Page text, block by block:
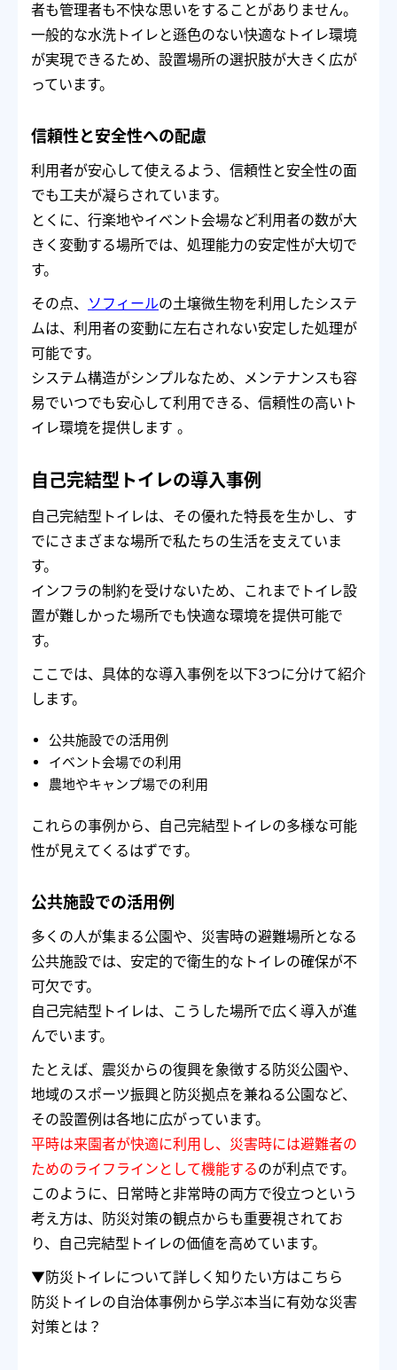
者も管理者も不快な思いをすることがありません。
一般的な水洗トイレと遜色のない快適なトイレ環境
が実現できるため、設置場所の選択肢が大きく広が
っています。
信頼性と安全性への配慮
利用者が安心して使えるよう、信頼性と安全性の面
でも工夫が凝らされています。
とくに、行楽地やイベント会場など利用者の数が大
きく変動する場所では、処理能力の安定性が大切で
す。
その点、 ソフィールの土壌微生物を利用したシステ
ムは、利用者の変動に左右されない安定した処理が
可能です。
システム構造がシンプルなため、メンテナンスも容
易でいつでも安心して利用できる、信頼性の高いト
イレ環境を提供します 。
自己完結型トイレの導入事例
自己完結型トイレは、その優れた特長を生かし、す
でにさまざまな場所で私たちの生活を支えていま
す。
インフラの制約を受けないため、これまでトイレ設
置が難しかった場所でも快適な環境を提供可能で
す。
ここでは、具体的な導入事例を以下3つに分けて紹介
します。
公共施設での活用例
イベント会場での利用
農地やキャンプ場での利用
これらの事例から、自己完結型トイレの多様な可能
性が見えてくるはずです。
公共施設での活用例
多くの人が集まる公園や、災害時の避難場所となる
公共施設では、安定的で衛生的なトイレの確保が不
可欠です。
自己完結型トイレは、こうした場所で広く導入が進
んでいます。
たとえば、震災からの復興を象徴する防災公園や、
地域のスポーツ振興と防災拠点を兼ねる公園など、
その設置例は各地に広がっています。
平時は来園者が快適に利用し、災害時には避難者の
ためのライフラインとして機能するのが利点です。
このように、日常時と非常時の両方で役立つという
考え方は、防災対策の観点からも重要視されてお
り、自己完結型トイレの価値を高めています。
▼防災トイレについて詳しく知りたい方はこちら
防災トイレの自治体事例から学ぶ本当に有効な災害
対策とは？